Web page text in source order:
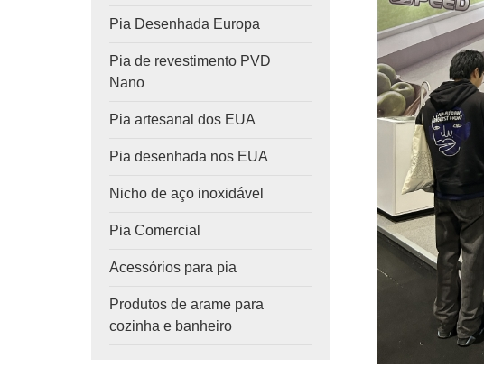
Pia Desenhada Europa
Pia de revestimento PVD
Nano
Pia artesanal dos EUA
Pia desenhada nos EUA
Nicho de aço inoxidável
Pia Comercial
Acessórios para pia
Produtos de arame para
cozinha e banheiro